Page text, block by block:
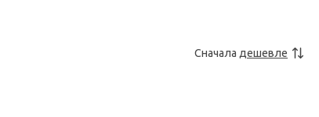
Сначала дешевле